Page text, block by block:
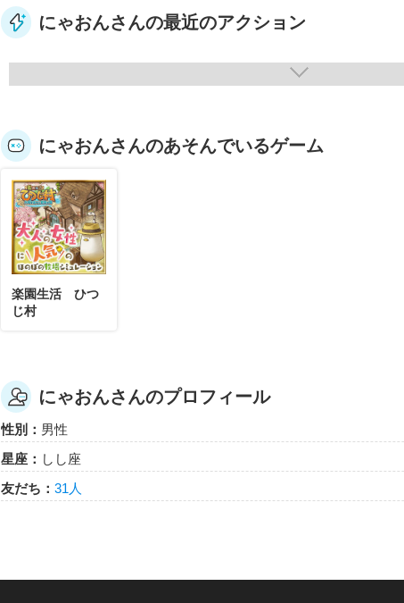
にゃおんさんの最近のアクション
にゃおんさんのあそんでいるゲーム
楽園生活 ひつ
じ村
にゃおんさんのプロフィール
性別： 男性
星座： しし座
友だち： 31人